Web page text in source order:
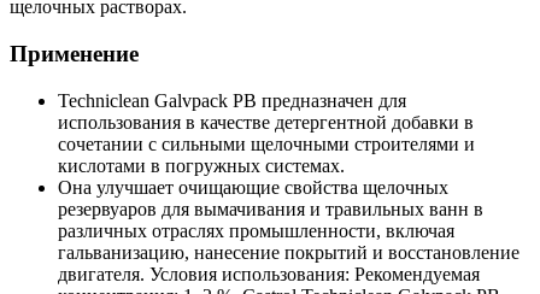
щелочных растворах.
Применение
Techniclean Galvpack PB предназначен для
использования в качестве детергентной добавки в
сочетании с сильными щелочными строителями и
кислотами в погружных системах.
Она улучшает очищающие свойства щелочных
резервуаров для вымачивания и травильных ванн в
различных отраслях промышленности, включая
гальванизацию, нанесение покрытий и восстановление
двигателя. Условия использования: Рекомендуемая